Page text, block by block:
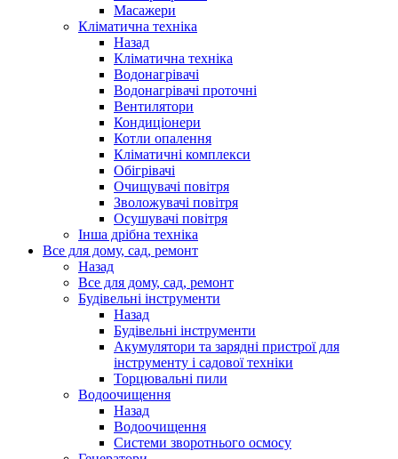
Масажери
Кліматична техніка
Назад
Кліматична техніка
Водонагрівачі
Водонагрівачі проточні
Вентилятори
Кондиціонери
Котли опалення
Кліматичні комплекси
Обігрівачі
Очищувачі повітря
Зволожувачі повітря
Осушувачі повітря
Інша дрібна техніка
Все для дому, сад, ремонт
Назад
Все для дому, сад, ремонт
Будівельні інструменти
Назад
Будівельні інструменти
Акумулятори та зарядні пристрої для
інструменту і садової техніки
Торцювальні пили
Водоочищення
Назад
Водоочищення
Системи зворотнього осмосу